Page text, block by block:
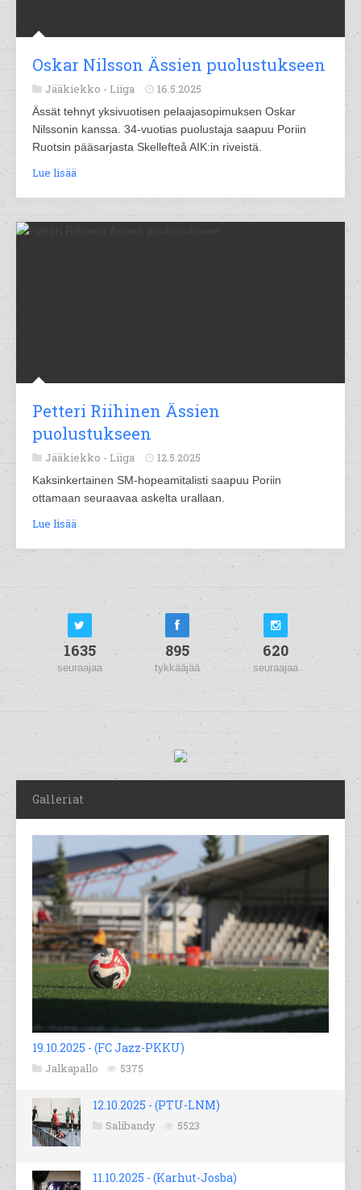
Oskar Nilsson Ässien puolustukseen
Jääkiekko - Liiga 16.5.2025
Ässät tehnyt yksivuotisen pelaajasopimuksen Oskar
Nilssonin kanssa. 34-vuotias puolustaja saapuu Poriin
Ruotsin pääsarjasta Skellefteå AIK:in riveistä.
Lue lisää
Petteri Riihinen Ässien
puolustukseen
Jääkiekko - Liiga 12.5.2025
Kaksinkertainen SM-hopeamitalisti saapuu Poriin
ottamaan seuraavaa askelta urallaan.
Lue lisää
1635
seuraajaa
895
tykkääjää
620
seuraajaa
Galleriat
19.10.2025 - (FC Jazz-PKKU)
Jalkapallo 5375
12.10.2025 - (PTU-LNM)
Salibandy 5523
11.10.2025 - (Karhut-Josba)